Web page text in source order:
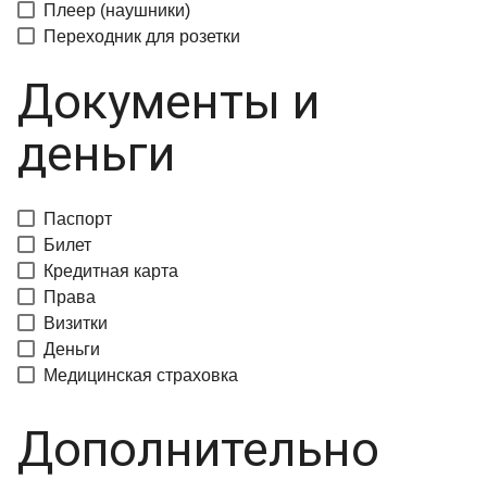
Плеер (наушники)
Переходник для розетки
Документы и
деньги
Паспорт
Билет
Кредитная карта
Права
Визитки
Деньги
Медицинская страховка
Дополнительно